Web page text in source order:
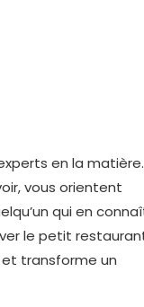
en la matière.
vous orientent
qui en
le petit
transforme un